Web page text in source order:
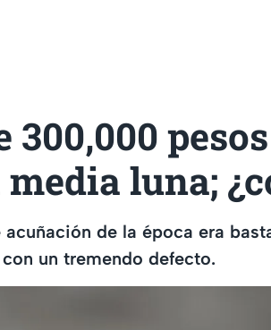
300,000
luna;
de la época era
un tremendo defecto.